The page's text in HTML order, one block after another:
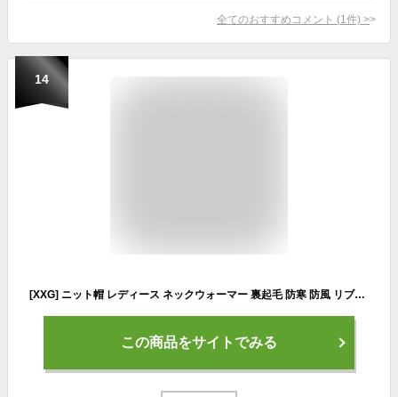
全てのおすすめコメント (1 件) >
14
[XXG] ニット帽 レディース ネックウォーマー 裏起毛 防寒 防風 リブ編み シルエット 帽子セット ニットキャップ 耳当て ふわふわ 伸縮性 暖かい おしゃれ 無地 小顔 可愛い 通勤 スキー 男女兼用 秋冬
この商品をサイトでみる